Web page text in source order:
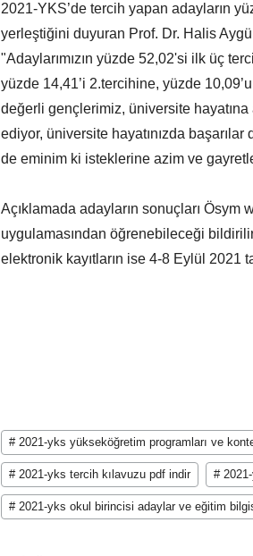
2021-YKS’de tercih yapan adayların
yerleştiğini duyuran Prof. Dr. Halis
"Adaylarımızın yüzde 52,02'si ilk üç
yüzde 14,41’i 2.tercihine, yüzde
değerli gençlerimiz, üniversite hayatına
ediyor, üniversite hayatınızda
de eminim ki isteklerine azim ve
Açıklamada adayların sonuçları Ösym
uygulamasından öğrenebileceği
elektronik kayıtların ise 4-8 Eylül 2021
# 2021-yks yükseköğretim programları ve
# 2021-yks tercih kılavuzu pdf indir #
# 2021-yks okul birincisi adaylar ve eğitim